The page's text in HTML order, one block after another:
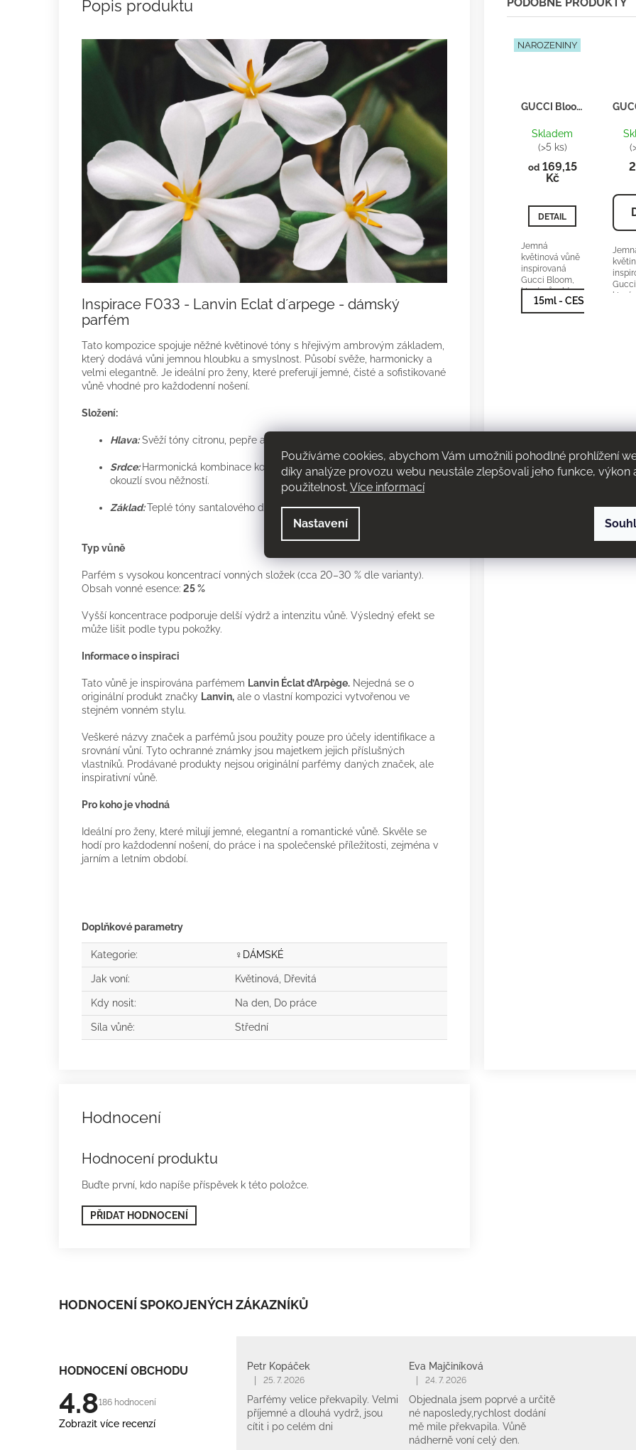
Používáme cookies, abychom Vám umožnili pohodlné prohlížení
díky analýze provozu webu neustále zlepšovali jeho funkce, výkon
použitelnost. Více informací
Nastavení
Inspirace F033 - Lanvin Eclat d´arpege - dámský
parfém
Tato kompozice spojuje něžné květinové tóny s hřejivým ambrovým základem,
který dodává vůni jemnou hloubku a smyslnost. Působí svěže, harmonicky a
velmi elegantně. Je ideální pro ženy, které preferují jemné, čisté a sofistikované
vůně vhodné pro každodenní nošení.
Složení:
Hlava:Svěží tóny citronu, pepře a zelených akordů.
Srdce: Harmonická kombinace konvalinek, růží a jasmínu, které vás
okouzlí svou něžností.
Základ:Teplé tóny santalového dřeva, cedru a smyslné ambry.
Typ vůně
Parfém s vysokou koncentrací vonných složek (cca 20–30 % dle varianty).
Obsah vonné esence: 25 %
Vyšší koncentrace podporuje delší výdrž a intenzitu vůně. Výsledný efekt se
může lišit podle typu pokožky.
Informace o inspiraci
Tato vůně je inspirována parfémem Lanvin Éclat d’Arpège. Nejedná se o
originální produkt značky Lanvin, ale o vlastní kompozici vytvořenou ve
stejném vonném stylu.
Veškeré názvy značek a parfémů jsou použity pouze pro účely identifikace a
srovnání vůní. Tyto ochranné známky jsou majetkem jejich příslušných
vlastníků. Prodávané produkty nejsou originální parfémy daných značek, ale
inspirativní vůně.
Pro koho je vhodná
Ideální pro ženy, které milují jemné, elegantní a romantické vůně. Skvěle se
hodí pro každodenní nošení, do práce i na společenské příležitosti, zejména v
jarním a letním období.
Doplňkové parametry
Kategorie: ♀️DÁMSKÉ
Jak voní: Květinová, Dřevitá
Kdy nosit: Na den, Do práce
Síla vůně: Střední
NAROZENINY
GUCCI Bloom - Inspirace F034
Skladem
(>5 ks)
od169,15
Kč
DETAIL
Jemná
květinová vůně
inspirovaná
Gucci Bloom,
která působí
přirozeně
žensky,
15ml - CESTOVNÍ/DO
která
Hodnocení produktu
Buďte první, kdo napíše příspěvek k této položce.
PŘIDAT HODNOCENÍ
HODNOCENÍ SPOKOJENÝCH ZÁKAZNÍKŮ
HODNOCENÍ OBCHODU
4.8186 hodnocení
Zobrazit více recenzí
Petr Kopáček
25. 7. 2026
Parfémy velice překvapily. Velmi
příjemné a dlouhá vydrž, jsou
cítit i po celém dni
Eva Majčiníková
24. 7. 2026
Objednala jsem poprvé a určitě
né naposledy,rychlost dodání
mě mile překvapila. Vůně
nádherně voní celý den.